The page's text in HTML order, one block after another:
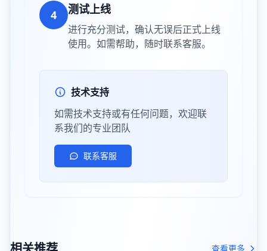
4 测试上线
进行充分测试，确认无误后正式上线
使用。如需帮助，随时联系客服。
技术支持
如需技术支持或有任何问题，欢迎联
系我们的专业团队
联系客服
查看更多